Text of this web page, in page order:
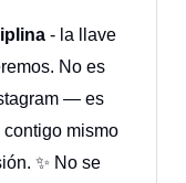
- la llave
No es
— es
mismo
✨ No se